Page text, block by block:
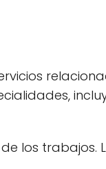
los trabajos.